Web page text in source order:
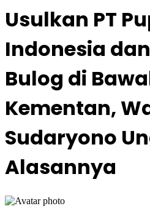
Usulkan PT
Indonesia
Bulog di
Kementan,
Sudaryono
Alasannya